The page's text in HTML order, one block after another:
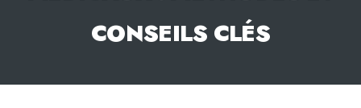
CONSEILS CLÉS